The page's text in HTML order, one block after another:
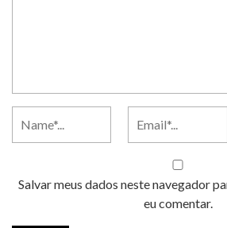
Salvar meus dados neste navegador
eu comentar.